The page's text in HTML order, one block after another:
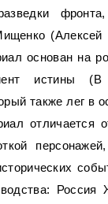
(Алексей
основан на
истины (В
также лег в
отличается